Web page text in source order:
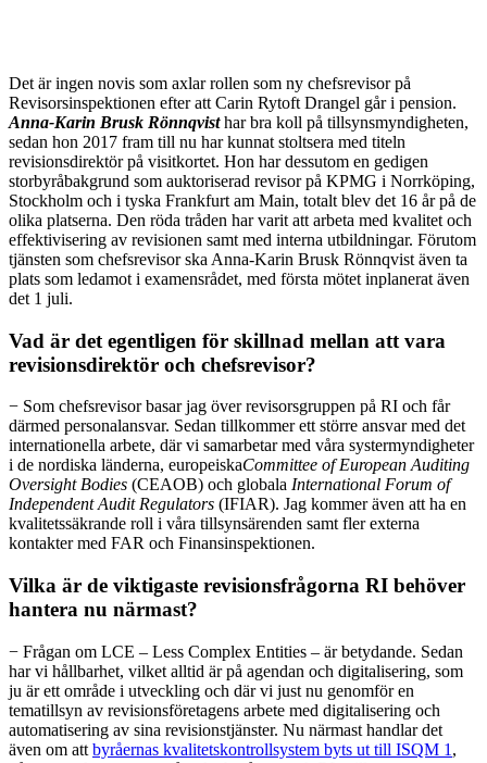
Det är ingen novis som axlar rollen som ny chefsrevisor på
Revisorsinspektionen efter att Carin Rytoft Drangel går i pension.
Anna-Karin Brusk Rönnqvisthar bra koll på tillsynsmyndigheten,
sedan hon 2017 fram till nu har kunnat stoltsera med titeln
revisionsdirektör på visitkortet. Hon har dessutom en gedigen
storbyråbakgrund som auktoriserad revisor på KPMG i Norrköping,
Stockholm och i tyska Frankfurt am Main, totalt blev det 16 år på de
olika platserna. Den röda tråden har varit att arbeta med kvalitet och
effektivisering av revisionen samt med interna utbildningar. Förutom
tjänsten som chefsrevisor ska Anna-Karin Brusk Rönnqvist även ta
plats som ledamot i examensrådet, med första mötet inplanerat även
det 1 juli.
Vad är det egentligen för skillnad mellan att vara
revisionsdirektör och chefsrevisor?
− Som chefsrevisor basar jag över revisorsgruppen på RI och får
därmed personalansvar. Sedan tillkommer ett större ansvar med det
internationella arbete, där vi samarbetar med våra systermyndigheter
i de nordiska länderna, europeiskaCommittee of European Auditing
Oversight Bodies (CEAOB) och globala International Forum of
Independent Audit Regulators (IFIAR). Jag kommer även att ha en
kvalitetssäkrande roll i våra tillsynsärenden samt fler externa
kontakter med FAR och Finansinspektionen.
Vilka är de viktigaste revisionsfrågorna RI behöver
hantera nu närmast?
− Frågan om LCE – Less Complex Entities – är betydande. Sedan
har vi hållbarhet, vilket alltid är på agendan och digitalisering, som
ju är ett område i utveckling och där vi just nu genomför en
tematillsyn av revisionsföretagens arbete med digitalisering och
automatisering av sina revisionstjänster. Nu närmast handlar det
även om att byråernas kvalitetskontrollsystem byts ut till ISQM 1 ,